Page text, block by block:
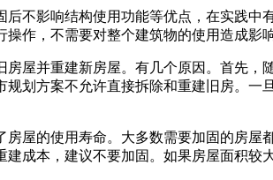
不影响结构使用功能等优点，在实践中
作，不需要对整个建筑物的使用造成影
屋并重建新房屋。有几个原因。首先，
划方案不允许直接拆除和重建旧房。一
屋的使用寿命。大多数需要加固的房屋
成本，建议不要加固。如果房屋面积较